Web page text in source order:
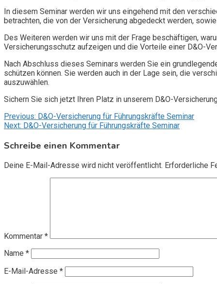
In diesem Seminar werden wir uns eingehend mit den
betrachten, die von der Versicherung abgedeckt werden,
Des Weiteren werden wir uns mit der Frage beschäftigen,
Versicherungsschutz aufzeigen und die Vorteile einer D&O-
Nach Abschluss dieses Seminars werden Sie ein
schützen können. Sie werden auch in der Lage sein, die
auszuwählen.
Sichern Sie sich jetzt Ihren Platz in unserem D&O-
Beitragsnavigation
Previous: D&O-Versicherung für Führungskräfte Seminar
Next: D&O-Versicherung für Führungskräfte Seminar
Schreibe einen Kommentar
Deine E-Mail-Adresse wird nicht veröffentlicht. Erforderliche
Kommentar *
Name *
E-Mail-Adresse *